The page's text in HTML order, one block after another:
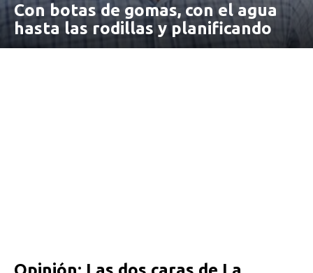
Con botas de gomas, con el agua
hasta las rodillas y planificando